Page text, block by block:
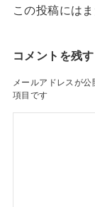
この投稿には
コメントを残す
メールアドレスが公
項目です